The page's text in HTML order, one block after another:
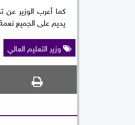
كما أعرب الوزير عن
يديم على الجميع
وزير التعليم العالي